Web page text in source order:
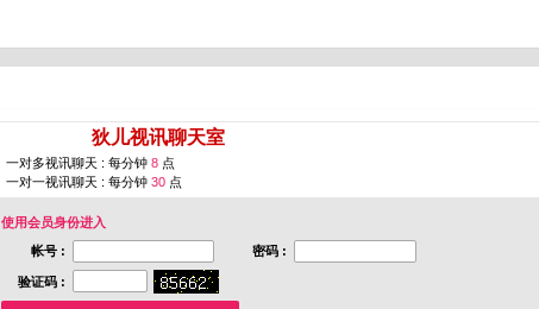
狄儿视讯聊天室
一对多视讯聊天 : 每分钟 8 点
一对一视讯聊天 : 每分钟 30 点
使用会员身份进入
帐号 :
密码 :
验证码 :